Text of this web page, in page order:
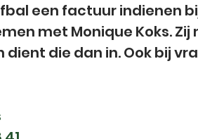
een factuur indienen
met Monique Koks.
die dan in. Ook bij